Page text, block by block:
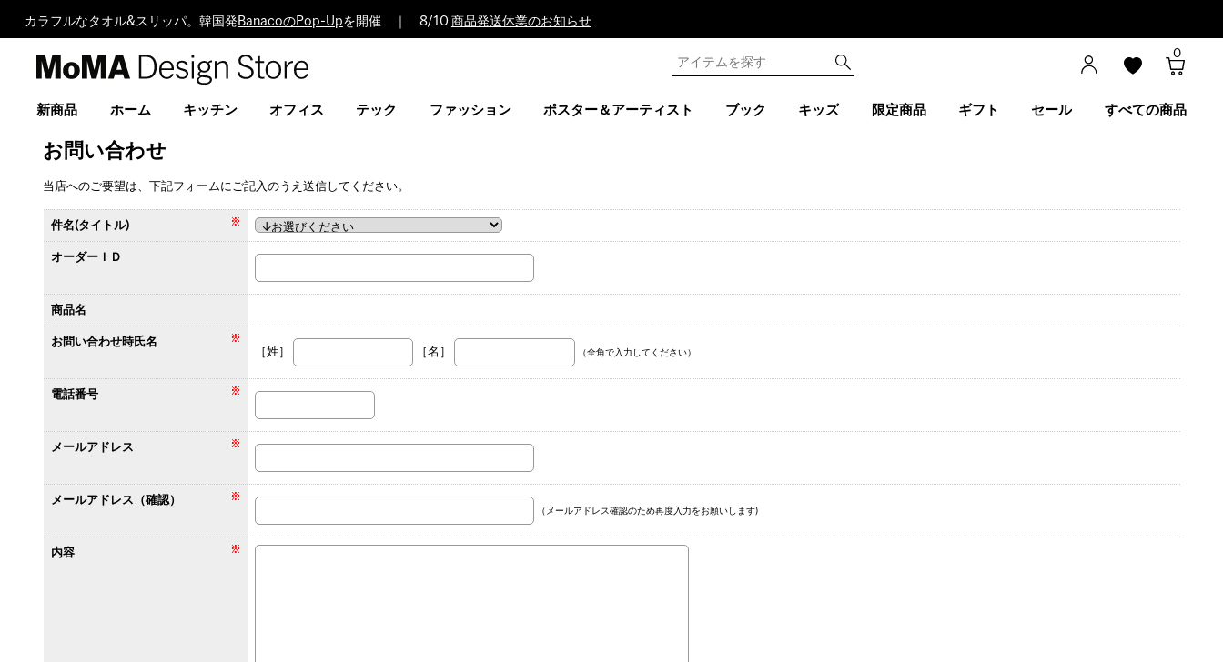
カラフルなタオル&スリッパ。韓国発 BanacoのPop-Upを開催 ｜ 8/10 商品発送休業のお知らせ
Design
0
新商品 ホーム キッチン オフィス テック ファッション ポスター＆アーティスト ブック キッズ 限定商品 ギフト セール すべての商品
お問い合わせ
当店へのご要望は、下記フォームにご記入のうえ送信してください。
件名(タイトル)
オーダーＩＤ
商品名
お問い合わせ時氏名
［姓］
［名］ （全角で入力してください）
電話番号
メールアドレス
メールアドレス（確認）
（メールアドレス確認のため再度入力をお願いします)
内容